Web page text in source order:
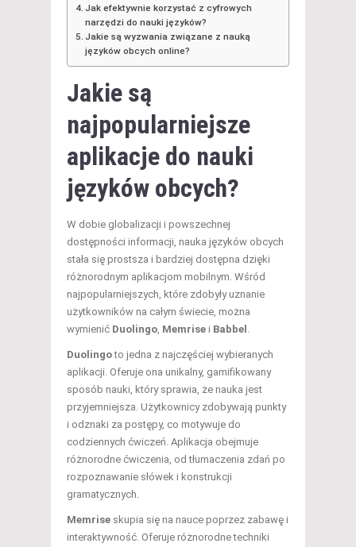
Jak efektywnie korzystać z cyfrowych
narzędzi do nauki języków?
Jakie są wyzwania związane z nauką
języków obcych online?
Jakie są
najpopularniejsze
aplikacje do nauki
języków obcych?
W dobie globalizacji i powszechnej
dostępności informacji, nauka języków obcych
stała się prostsza i bardziej dostępna dzięki
różnorodnym aplikacjom mobilnym. Wśród
najpopularniejszych, które zdobyły uznanie
użytkowników na całym świecie, można
wymienić Duolingo Memrise i Babbel
Duolingoto jedna z najczęściej wybieranych
aplikacji. Oferuje ona unikalny, gamifikowany
sposób nauki, który sprawia, że nauka jest
przyjemniejsza. Użytkownicy zdobywają punkty
i odznaki za postępy, co motywuje do
codziennych ćwiczeń. Aplikacja obejmuje
różnorodne ćwiczenia, od tłumaczenia zdań po
rozpoznawanie słówek i konstrukcji
gramatycznych.
Memrise skupia się na nauce poprzez zabawę i
interaktywność. Oferuje różnorodne techniki